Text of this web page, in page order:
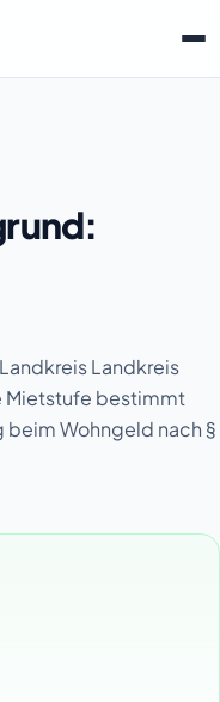
Landkreis
Mietstufe bestimmt
Wohngeld nach §